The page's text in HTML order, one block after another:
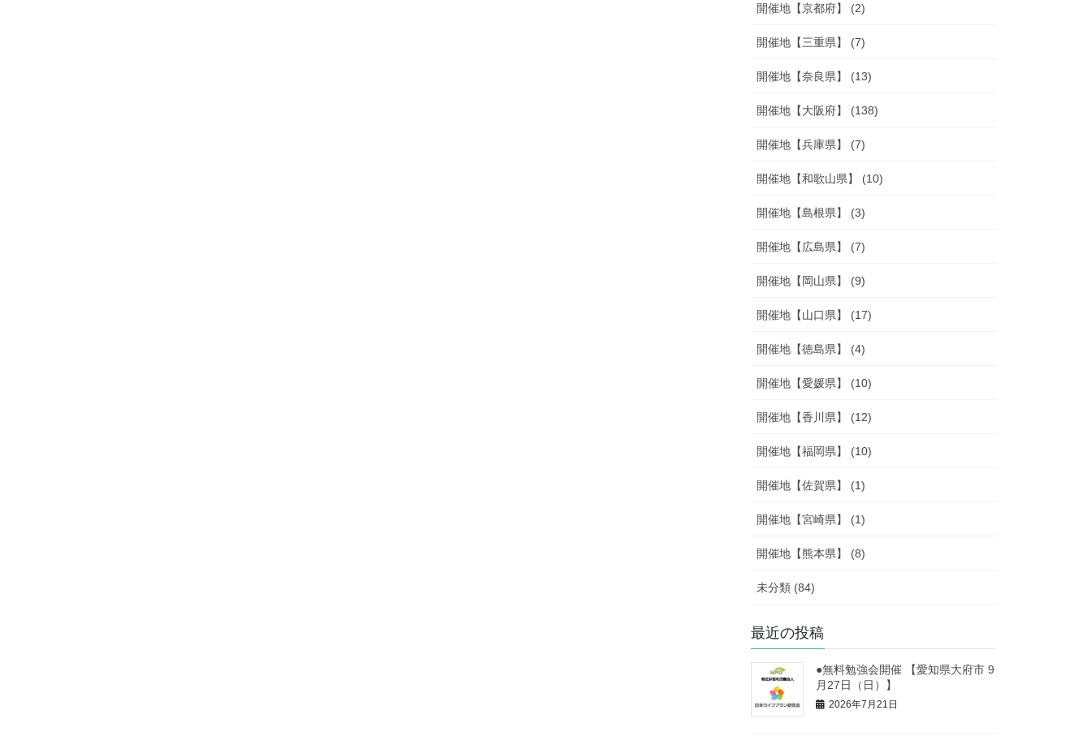
開催地【京都府】 (2)
開催地【三重県】 (7)
開催地【奈良県】 (13)
開催地【大阪府】 (138)
開催地【兵庫県】 (7)
開催地【和歌山県】 (10)
開催地【島根県】 (3)
開催地【広島県】 (7)
開催地【岡山県】 (9)
開催地【山口県】 (17)
開催地【徳島県】 (4)
開催地【愛媛県】 (10)
開催地【香川県】 (12)
開催地【福岡県】 (10)
開催地【佐賀県】 (1)
開催地【宮崎県】 (1)
開催地【熊本県】 (8)
未分類 (84)
最近の投稿
●無料勉強会開催 【愛知県大府市 9
月27日（日）】
2026年7月21日